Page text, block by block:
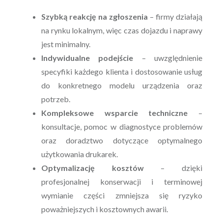
Szybką reakcję na zgłoszenia – firmy działają
na rynku lokalnym, więc czas dojazdu i naprawy
jest minimalny.
Indywidualne podejście – uwzględnienie
specyfiki każdego klienta i dostosowanie usług
do konkretnego modelu urządzenia oraz
potrzeb.
Kompleksowe wsparcie techniczne –
konsultacje, pomoc w diagnostyce problemów
oraz doradztwo dotyczące optymalnego
użytkowania drukarek.
Optymalizację kosztów– dzięki
profesjonalnej konserwacji i terminowej
wymianie części zmniejsza się ryzyko
poważniejszych i kosztownych awarii.